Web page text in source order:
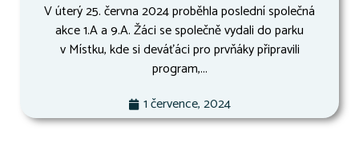
V úterý 25. června 2024 proběhla poslední společná
akce 1.A a 9.A. Žáci se společně vydali do parku
v Místku, kde si deváťáci pro prvňáky připravili
program,...
1 července, 2024